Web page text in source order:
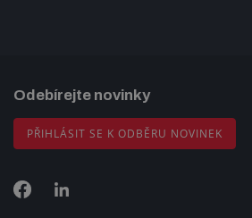
Odebírejte novinky
PŘIHLÁSIT SE K ODBĚRU NOVINEK